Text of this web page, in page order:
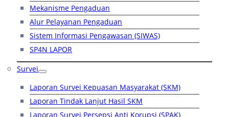
Mekanisme Pengaduan
Alur Pelayanan Pengaduan
Sistem Informasi Pengawasan (SIWAS)
SP4N LAPOR
Survei
Laporan Survei Kepuasan Masyarakat (SKM)
Laporan Tindak Lanjut Hasil SKM
Laporan Survei Persepsi Anti Korupsi (SPAK)